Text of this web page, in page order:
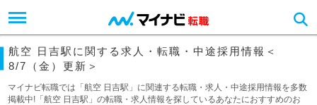
航空 日吉駅に関する求人・転職・中途採用情報＜
8/7（金）更新＞
マイナビ転職では「航空 日吉駅」に関連する転職・求人・中途採用情報を多数
掲載中!「航空 日吉駅」の転職・求人情報を探しているあなたにおすすめのお